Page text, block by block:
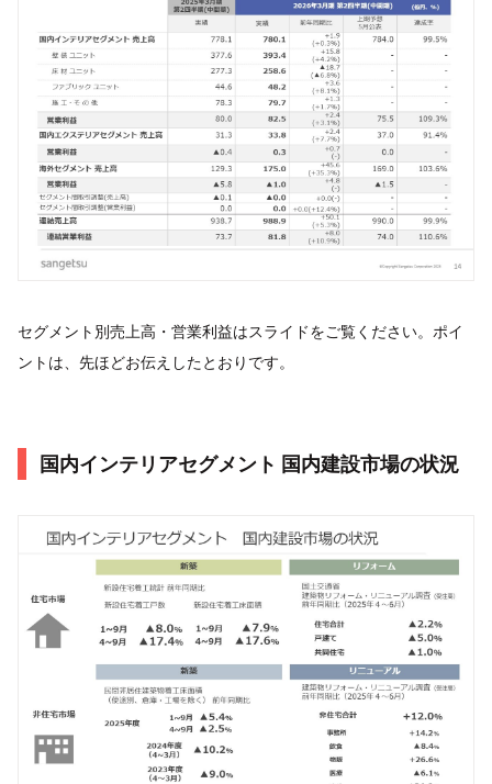
セグメント別売上高・営業利益はスライドをご覧ください。ポイ
ントは、先ほどお伝えしたとおりです。
国内インテリアセグメント 国内建設市場の状況